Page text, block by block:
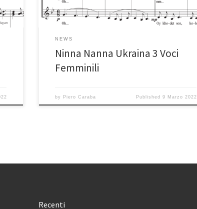
NEWS
Ninna Nanna Ukraina 3 Voci
Femminili
by Piero Caraba Published 9 Marzo 2022
Recenti